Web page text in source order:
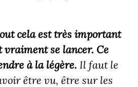
cela est très important
vraiment se lancer. Ce
à la légère. Il faut le
être vu, être sur les